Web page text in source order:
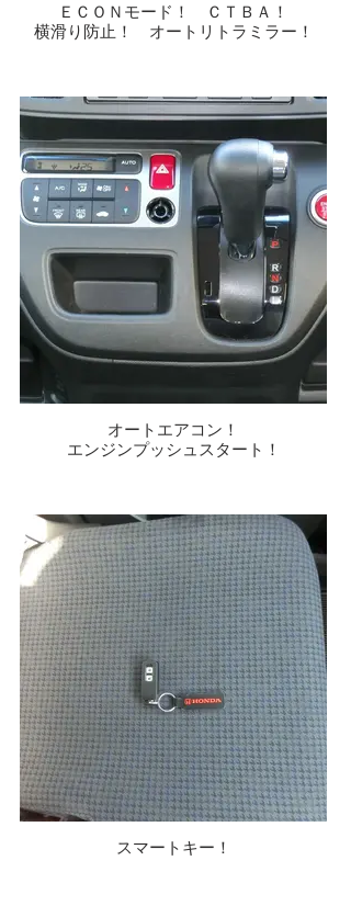
ＥＣＯＮモード！ ＣＴＢＡ！
横滑り防止！ オートリトラミラー！
オートエアコン！
エンジンプッシュスタート！
スマートキー！